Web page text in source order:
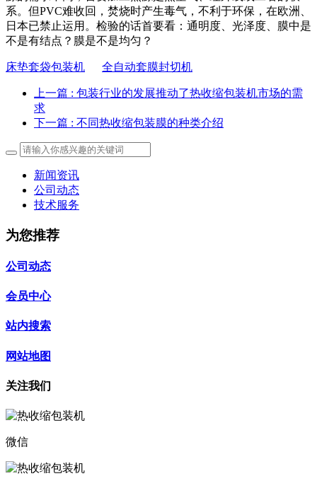
系。但PVC难收回，焚烧时产生毒气，不利于环保，在欧洲、
日本已禁止运用。检验的话首要看：通明度、光泽度、膜中是
不是有结点？膜是不是均匀？
床垫套袋包装机 全自动套膜封切机
上一篇 : 包装行业的发展推动了热收缩包装机市场的需
求
下一篇 : 不同热收缩包装膜的种类介绍
新闻资讯
公司动态
技术服务
为您推荐
公司动态
会员中心
站内搜索
网站地图
关注我们
微信